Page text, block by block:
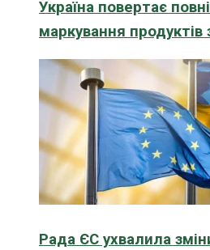
Україна повертає
маркування
Рада ЄС ухвалила